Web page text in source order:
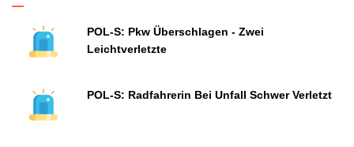
POL-S: Pkw Überschlagen - Zwei
Leichtverletzte
POL-S: Radfahrerin Bei Unfall Schwer Verletzt